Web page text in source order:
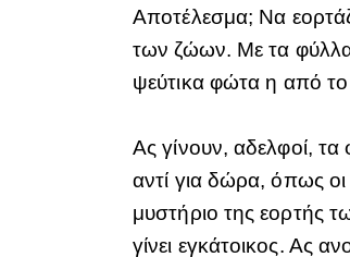
Αποτέλεσμα; Να
των ζώων. Με τα
ψεύτικα φώτα η από
Ας γίνουν, αδελφοί,
αντί για δώρα, όπως οι
μυστήριο της εορτής
γίνει εγκάτοικος. Ας